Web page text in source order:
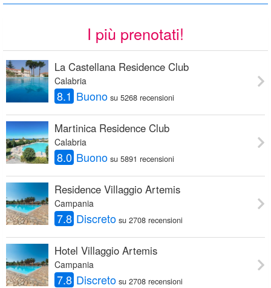
I più prenotati!
La Castellana Residence Club
Calabria
8.1 Buono su 5268 recensioni
Martinica Residence Club
Calabria
8.0 Buono su 5891 recensioni
Residence Villaggio Artemis
Campania
7.8 Discreto su 2708 recensioni
Hotel Villaggio Artemis
Campania
7.8 Discreto su 2708 recensioni